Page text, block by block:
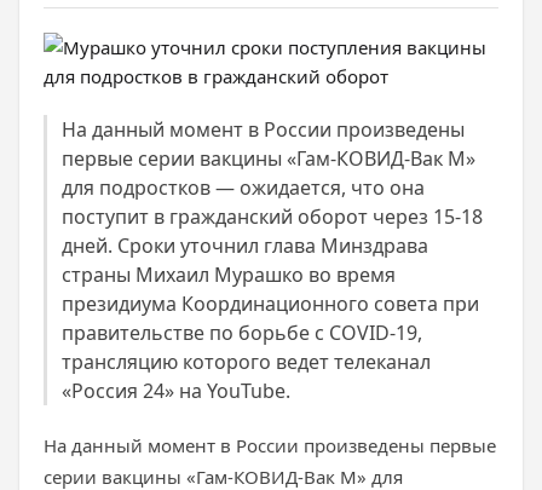
На данный момент в России произведены
первые серии вакцины «Гам-КОВИД-Вак М»
для подростков — ожидается, что она
поступит в гражданский оборот через 15-18
дней. Сроки уточнил глава Минздрава
страны Михаил Мурашко во время
президиума Координационного совета при
правительстве по борьбе с COVID-19,
трансляцию которого ведет телеканал
«Россия 24» на YouTube.
На данный момент в России произведены первые
серии вакцины «Гам-КОВИД-Вак М» для